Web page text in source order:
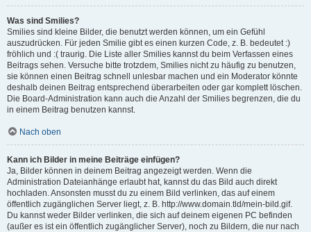
Was sind Smilies?
Smilies sind kleine Bilder, die benutzt werden können, um ein Gefühl
auszudrücken. Für jeden Smilie gibt es einen kurzen Code, z. B. bedeutet :)
fröhlich und :( traurig. Die Liste aller Smilies kannst du beim Verfassen eines
Beitrags sehen. Versuche bitte trotzdem, Smilies nicht zu häufig zu benutzen,
sie können einen Beitrag schnell unlesbar machen und ein Moderator könnte
deshalb deinen Beitrag entsprechend überarbeiten oder gar komplett löschen.
Die Board-Administration kann auch die Anzahl der Smilies begrenzen, die du
in einem Beitrag benutzen kannst.
Nach oben
Kann ich Bilder in meine Beiträge einfügen?
Ja, Bilder können in deinem Beitrag angezeigt werden. Wenn die
Administration Dateianhänge erlaubt hat, kannst du das Bild auch direkt
hochladen. Ansonsten musst du zu einem Bild verlinken, das auf einem
öffentlich zugänglichen Server liegt, z. B. http://www.domain.tld/mein-bild.gif.
Du kannst weder Bilder verlinken, die sich auf deinem eigenen PC befinden
(außer es ist ein öffentlich zugänglicher Server), noch zu Bildern, die nur nach